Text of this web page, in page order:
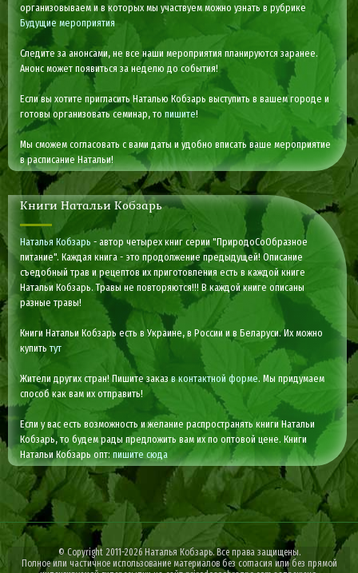
организовываем и в которых мы участвуем можно узнать в рубрике
Будущие мероприятия
Следите за анонсами, не все наши мероприятия планируются заранее.
Анонс может появиться за неделю до события!
Если вы хотите пригласить Наталью Кобзарь выступить в вашем городе и
готовы организовать семинар, топишите!
Мы сможем согласовать с вами даты и удобно вписать ваше мероприятие
в расписание Натальи!
Книги Натальи Кобзарь
Наталья Кобзарь - автор четырех книг серии "ПриродоСоОбразное
питание". Каждая книга - это продолжение предыдущей! Описание
съедобный трав и рецептов их приготовления есть в каждой книге
Натальи Кобзарь. Травы не повторяются!!! В каждой книге описаны
разные травы!
Книги Натальи Кобзарь есть в Украине, в России и в Беларуси. Их можно
купитьтут
Жители других стран! Пишите заказв контактной форме. Мы придумаем
способ как вам их отправить!
Если у вас есть возможность и желание распространять книги Натальи
Кобзарь, то будем рады предложить вам их по оптовой цене. Книги
Натальи Кобзарь опт:пишите сюда
© Copyright 2011-2026 Наталья Кобзарь. Все права защищены.
Полное или частичное использование материалов без согласия или без прямой